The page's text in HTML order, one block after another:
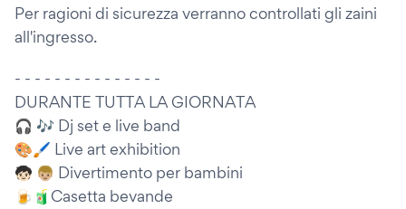
Per ragioni di sicurezza verranno controllati gli zaini
all'ingresso.
- - - - - - - - - - - - - - -
DURANTE TUTTA LA GIORNATA
🎧 🎶 Dj set e live band
🎨🖌 Live art exhibition
🧒🏻 👦🏼 Divertimento per bambini
🍺🧃Casetta bevande